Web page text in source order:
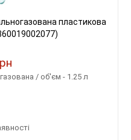
пластикова
/ об'єм - 1.25 л